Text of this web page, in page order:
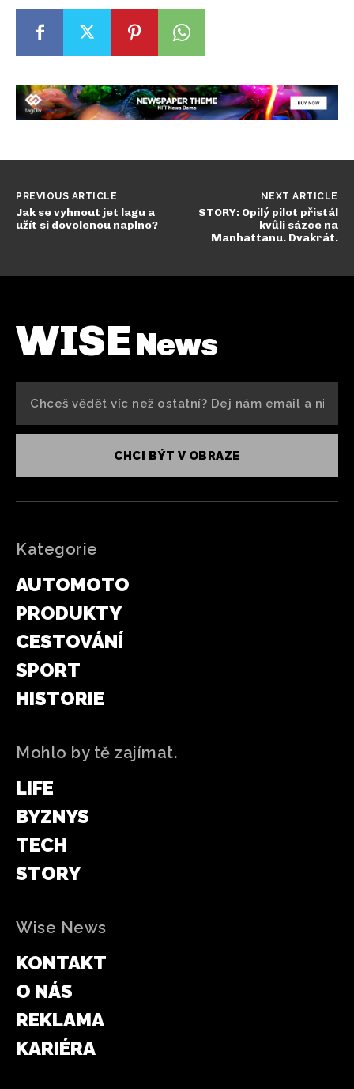
PREVIOUS ARTICLE
Jak se vyhnout jet lagu a
užít si dovolenou naplno?
NEXT ARTICLE
STORY: Opilý pilot přistál
kvůli sázce na
Manhattanu. Dvakrát.
WISENews
CHCI BÝT V OBRAZE
Kategorie
AUTOMOTO
PRODUKTY
CESTOVÁNÍ
SPORT
HISTORIE
Mohlo by tě zajímat.
LIFE
BYZNYS
TECH
STORY
Wise News
KONTAKT
O NÁS
REKLAMA
KARIÉRA